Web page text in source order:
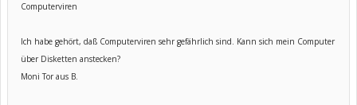
Computerviren
Ich habe gehört, daß Computerviren sehr gefährlich sind. Kann sich mein Computer
über Disketten anstecken?
Moni Tor aus B.